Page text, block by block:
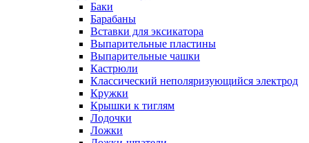
Баки
Барабаны
Вставки для эксикатора
Выпарительные пластины
Выпарительные чашки
Кастрюли
Классический неполяризующийся электрод
Кружки
Крышки к тиглям
Лодочки
Ложки